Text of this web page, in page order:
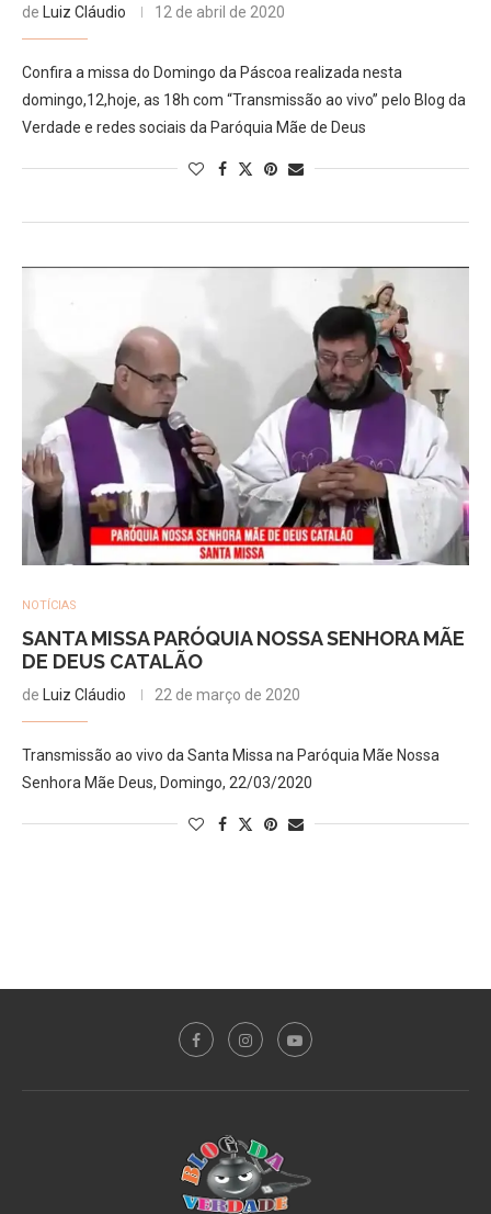
de Luiz Cláudio 12 de abril de 2020
Confira a missa do Domingo da Páscoa realizada nesta
domingo,12,hoje, as 18h com “Transmissão ao vivo” pelo Blog da
Verdade e redes sociais da Paróquia Mãe de Deus
NOTÍCIAS
SANTA MISSA PARÓQUIA NOSSA SENHORA MÃE
DE DEUS CATALÃO
de Luiz Cláudio 22 de março de 2020
Transmissão ao vivo da Santa Missa na Paróquia Mãe Nossa
Senhora Mãe Deus, Domingo, 22/03/2020